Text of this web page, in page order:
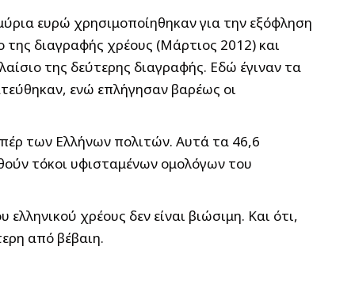
ευρώ χρησιμοποίηθηκαν για την εξόφληση
διαγραφής χρέους (Μάρτιος 2012) και
της δεύτερης διαγραφής. Εδώ έγιναν τα
ενώ επλήγησαν βαρέως οι
των Ελλήνων πολιτών. Αυτά τα 46,6
τόκοι υφισταμένων ομολόγων του
χρέους δεν είναι βιώσιμη. Και ότι,
από βέβαιη.